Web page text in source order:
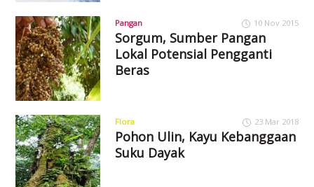
Pangan 10 Nov 2015
Sorgum, Sumber Pangan
Lokal Potensial Pengganti
Beras
Flora 23 Mar 2018
Pohon Ulin, Kayu Kebanggaan
Suku Dayak